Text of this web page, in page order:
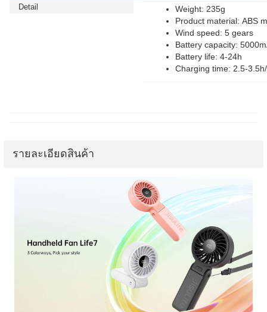
Detail
Weight: 235g
Product material: ABS
Wind speed: 5 gears
Battery capacity:
Battery life: 4-24h
Charging time: 2.5-
รายละเอียดสินค้า